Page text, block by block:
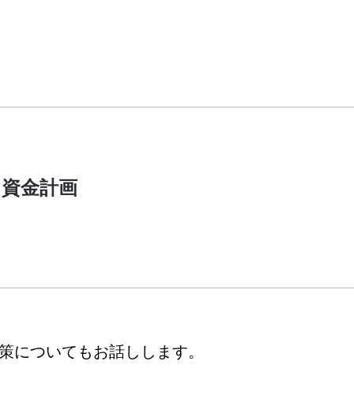
金計画
についてもお話しします。